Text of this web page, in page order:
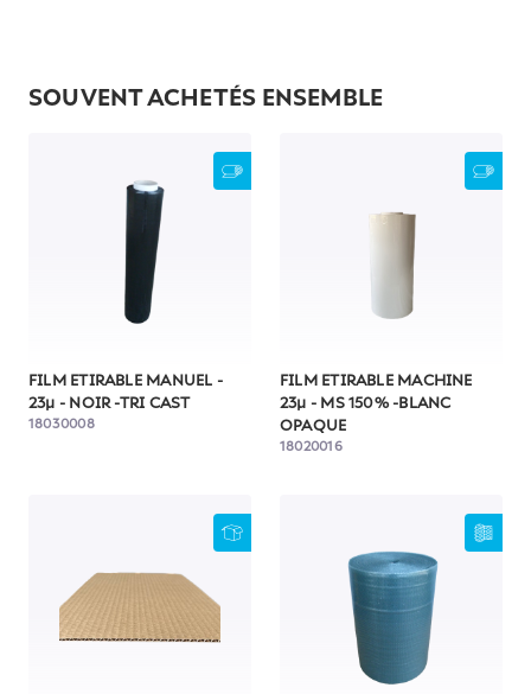
SOUVENT ACHETÉS ENSEMBLE
FILM ETIRABLE MANUEL -
23µ - NOIR -TRI CAST
18030008
FILM ETIRABLE MACHINE
23µ - MS 150% -BLANC
OPAQUE
18020016